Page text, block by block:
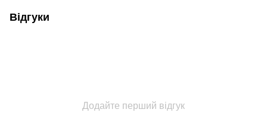
Відгуки
Додайте перший відгук